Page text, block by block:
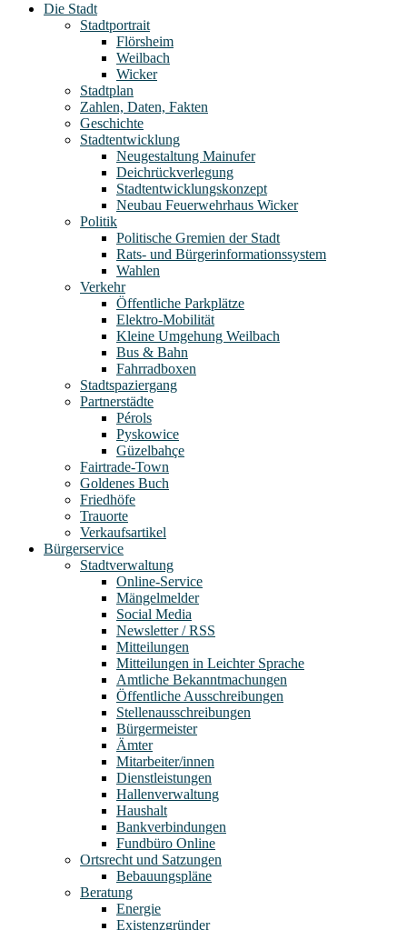
Die Stadt
Stadtportrait
Flörsheim
Weilbach
Wicker
Stadtplan
Zahlen, Daten, Fakten
Geschichte
Stadtentwicklung
Neugestaltung Mainufer
Deichrückverlegung
Stadtentwicklungskonzept
Neubau Feuerwehrhaus Wicker
Politik
Politische Gremien der Stadt
Rats- und Bürgerinformationssystem
Wahlen
Verkehr
Öffentliche Parkplätze
Elektro-Mobilität
Kleine Umgehung Weilbach
Bus & Bahn
Fahrradboxen
Stadtspaziergang
Partnerstädte
Pérols
Pyskowice
Güzelbahçe
Fairtrade-Town
Goldenes Buch
Friedhöfe
Trauorte
Verkaufsartikel
Bürgerservice
Stadtverwaltung
Online-Service
Mängelmelder
Social Media
Newsletter / RSS
Mitteilungen
Mitteilungen in Leichter Sprache
Amtliche Bekanntmachungen
Öffentliche Ausschreibungen
Stellenausschreibungen
Bürgermeister
Ämter
Mitarbeiter/innen
Dienstleistungen
Hallenverwaltung
Haushalt
Bankverbindungen
Fundbüro Online
Ortsrecht und Satzungen
Bebauungspläne
Beratung
Energie
Existenzgründer